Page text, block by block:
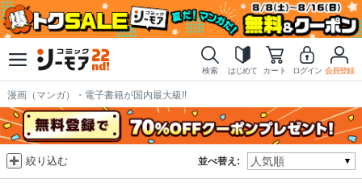
検索 はじめて カート ログイン 会員登録
漫画（マンガ）・電子書籍が国内最大級!!
並べ替え:
絞り込む